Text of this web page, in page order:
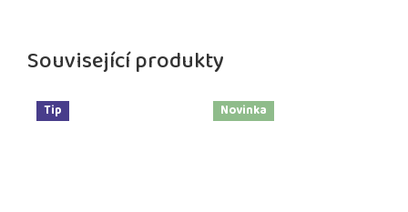
Související produkty
Tip Novinka